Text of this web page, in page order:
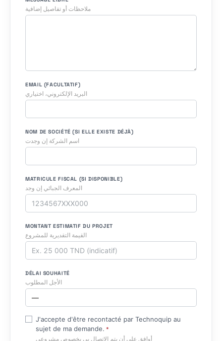
ملاحظات أو تفاصيل إضافية
EMAIL (FACULTATIF)
البريد الإلكتروني، اختياري
NOM DE SOCIÉTÉ (SI ELLE EXISTE DÉJÀ)
اسم الشركة إن وجدت
MATRICULE FISCAL (SI DISPONIBLE)
المعرف الجبائي إن وجد
MONTANT ESTIMATIF DU PROJET
القيمة التقديرية للمشروع
DÉLAI SOUHAITÉ
الأجل المطلوب
J'accepte d'être recontacté par Technoquip au
sujet de ma demande. *
أوافق على أن يتم الاتصال بي بخصوص مشروعي